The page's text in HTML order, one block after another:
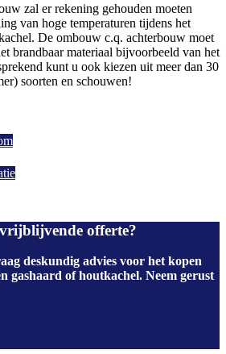
zal er rekening gehouden moeten
van hoge temperaturen tijdens het
De ombouw c.q. achterbouw moet
brandbaar materiaal bijvoorbeeld van het
kunt u ook kiezen uit meer dan 30
soorten en schouwen!
offerte?
deskundig advies voor het kopen
gashaard of houtkachel. Neem gerust